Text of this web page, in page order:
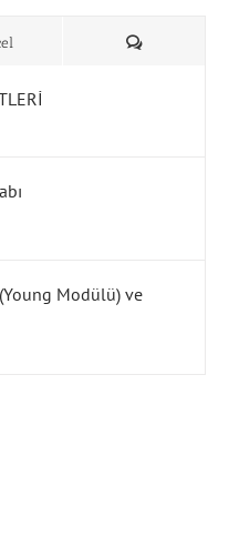
Yorum
Modülü) ve